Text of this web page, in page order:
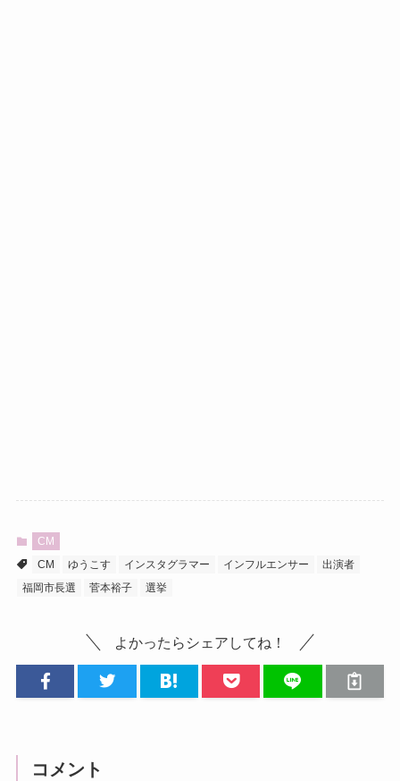
CM
CM
ゆうこす インスタグラマー インフルエンサー
出演者
福岡市長選
菅本裕子 選挙
よかったらシェアしてね！
コメント